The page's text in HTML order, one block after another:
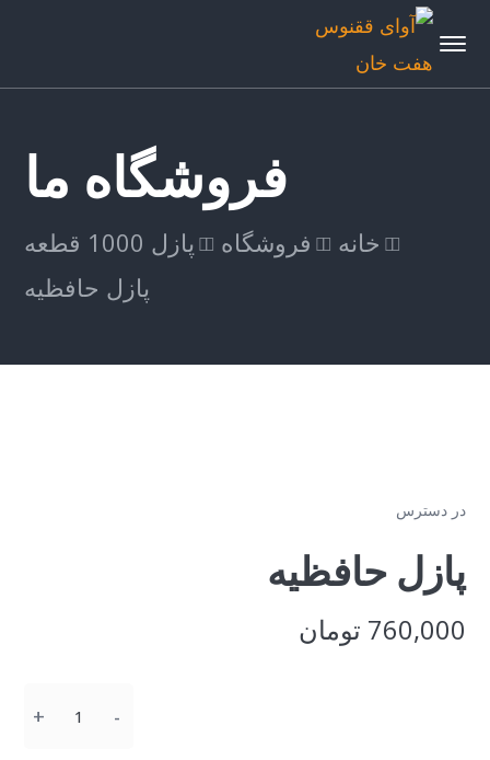
فروشگاه ما
خانه فروشگاه
پازل 1000 قطعه
پازل حافظیه
در دسترس
پازل حافظیه
760,000 تومان